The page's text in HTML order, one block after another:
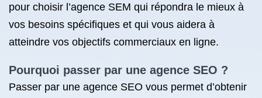
pour choisir l’agence SEM qui répondra le mieux à
vos besoins spécifiques et qui vous aidera à
atteindre vos objectifs commerciaux en ligne.
Pourquoi passer par une agence SEO ?
Passer par une agence SEO vous permet d’obtenir